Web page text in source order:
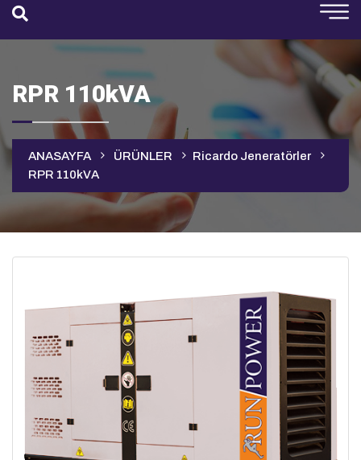
RPR 110kVA
ANASAYFA ÜRÜNLER
Ricardo Jeneratörler
RPR 110kVA